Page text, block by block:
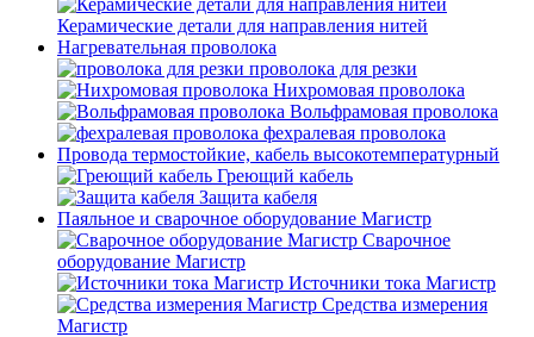
Керамические детали для направления нитей
Нагревательная проволока
проволока для резки
Нихромовая проволока
Вольфрамовая проволока
фехралевая проволока
Провода термостойкие, кабель высокотемпературный
Греющий кабель
Защита кабеля
Паяльное и сварочное оборудование Магистр
Сварочное
оборудование Магистр
Источники тока Магистр
Средства измерения
Магистр